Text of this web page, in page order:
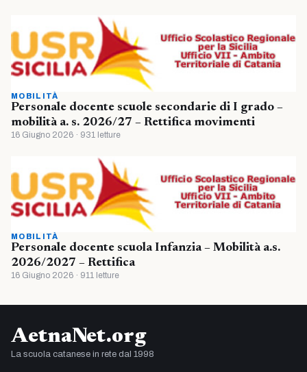
MOBILITÀ
Personale docente scuole secondarie di I grado –
mobilità a. s. 2026/27 – Rettifica movimenti
16 Giugno 2026 · 931 letture
MOBILITÀ
Personale docente scuola Infanzia – Mobilità a.s.
2026/2027 – Rettifica
16 Giugno 2026 · 911 letture
AetnaNet.org
La scuola catanese in rete dal 1998